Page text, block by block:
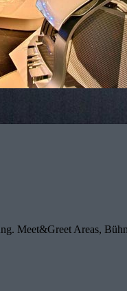
Meet&Greet Areas,